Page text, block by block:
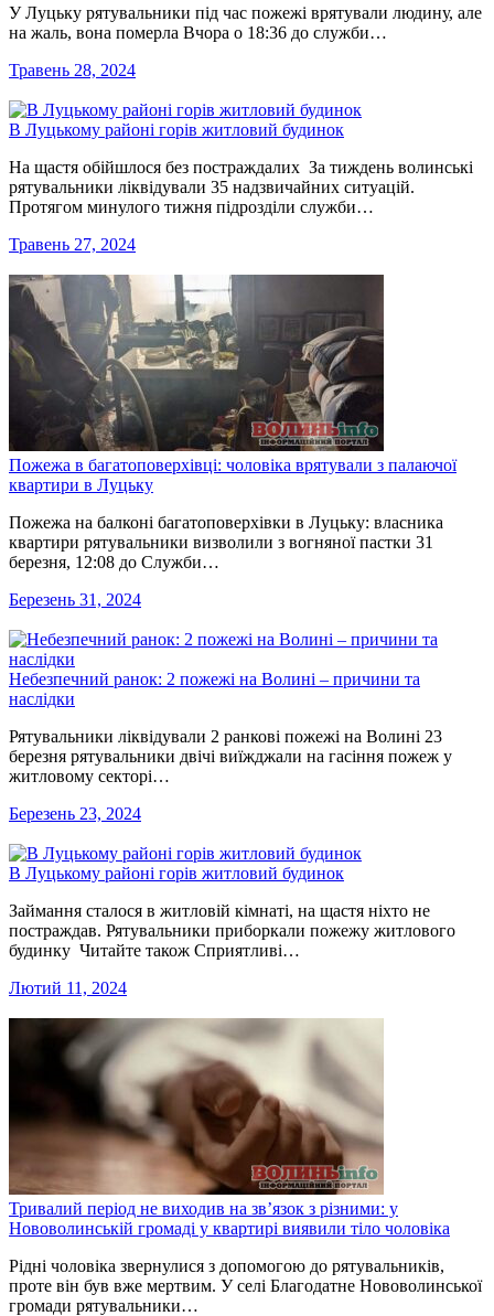
У Луцьку рятувальники під час пожежі врятували людину, але
на жаль, вона померла Вчора о 18:36 до служби…
Травень 28, 2024
В Луцькому районі горів житловий будинок
На щастя обійшлося без постраждалих За тиждень волинські
рятувальники ліквідували 35 надзвичайних ситуацій.
Протягом минулого тижня підрозділи служби…
Травень 27, 2024
Пожежа в багатоповерхівці: чоловіка врятували з палаючої
квартири в Луцьку
Пожежа на балконі багатоповерхівки в Луцьку: власника
квартири рятувальники визволили з вогняної пастки 31
березня, 12:08 до Служби…
Березень 31, 2024
Небезпечний ранок: 2 пожежі на Волині – причини та
наслідки
Рятувальники ліквідували 2 ранкові пожежі на Волині 23
березня рятувальники двічі виїжджали на гасіння пожеж у
житловому секторі…
Березень 23, 2024
В Луцькому районі горів житловий будинок
Займання сталося в житловій кімнаті, на щастя ніхто не
постраждав. Рятувальники приборкали пожежу житлового
будинку Читайте також Сприятливі…
Лютий 11, 2024
Тривалий період не виходив на зв’язок з різними: у
Нововолинській громаді у квартирі виявили тіло чоловіка
Рідні чоловіка звернулися з допомогою до рятувальників,
проте він був вже мертвим. У селі Благодатне Нововолинської
громади рятувальники…